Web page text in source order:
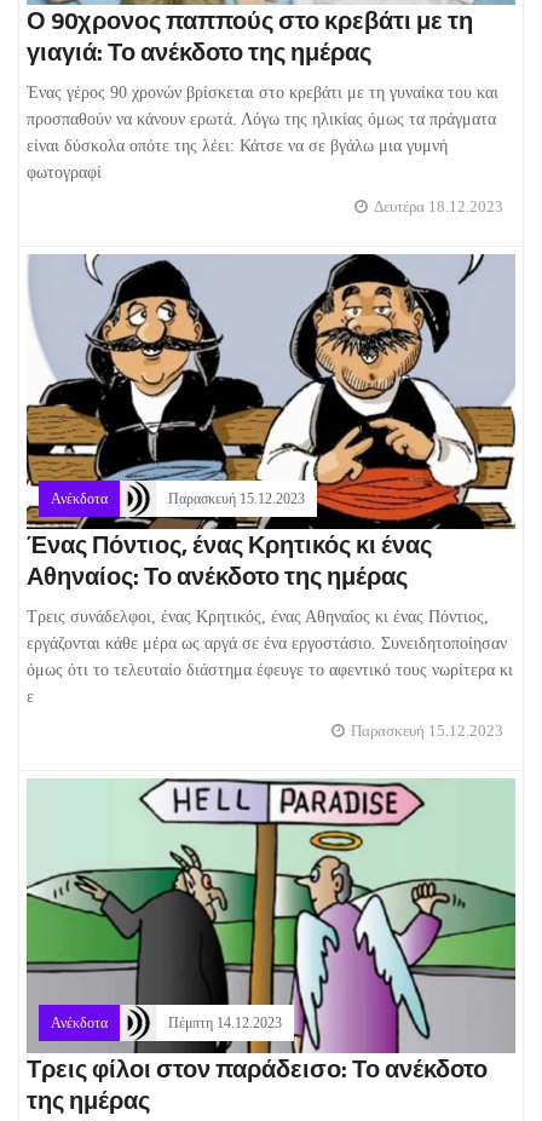
Ο 90χρονος παππούς στο κρεβάτι με τη
γιαγιά: Το ανέκδοτο της ημέρας
Ένας γέρος 90 χρονών βρίσκεται στο κρεβάτι με τη γυναίκα του και
προσπαθούν να κάνουν ερωτά. Λόγω της ηλικίας όμως τα πράγματα
είναι δύσκολα οπότε της λέει: Κάτσε να σε βγάλω μια γυμνή
φωτογραφί
Δευτέρα 18.12.2023
Ανέκδοτα Παρασκευή 15.12.2023
Ένας Πόντιος, ένας Κρητικός κι ένας
Αθηναίος: Το ανέκδοτο της ημέρας
Τρεις συνάδελφοι, ένας Κρητικός, ένας Αθηναίος κι ένας Πόντιος,
εργάζονται κάθε μέρα ως αργά σε ένα εργοστάσιο. Συνειδητοποίησαν
όμως ότι το τελευταίο διάστημα έφευγε το αφεντικό τους νωρίτερα κι
ε
Παρασκευή 15.12.2023
Ανέκδοτα Πέμπτη 14.12.2023
Τρεις φίλοι στον παράδεισο: Το ανέκδοτο
της ημέρας